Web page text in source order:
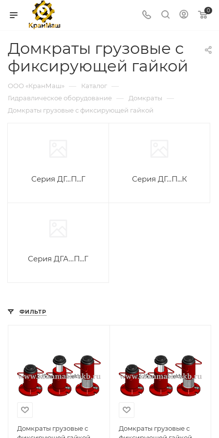
0
Домкраты грузовые с
фиксирующей гайкой
ООО «КранМаш» — Каталог —
Гидравлическое оборудование — Домкраты —
Домкраты грузовые с фиксирующей гайкой
Серия ДГ…П...Г Серия ДГ…П...К
Серия ДГА…П...Г
ФИЛЬТР
Домкраты грузовые с
Домкраты грузовые с